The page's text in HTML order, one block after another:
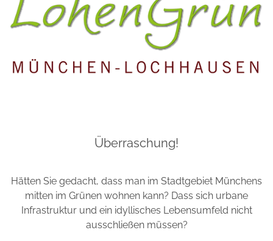
Überraschung!
Hätten Sie gedacht, dass man im Stadtgebiet Münchens
mitten im Grünen wohnen kann? Dass sich urbane
Infrastruktur und ein idyllisches Lebensumfeld nicht
ausschließen müssen?